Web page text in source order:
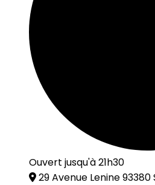
Ouvert jusqu'à 21h30
29 Avenue Lenine 93380